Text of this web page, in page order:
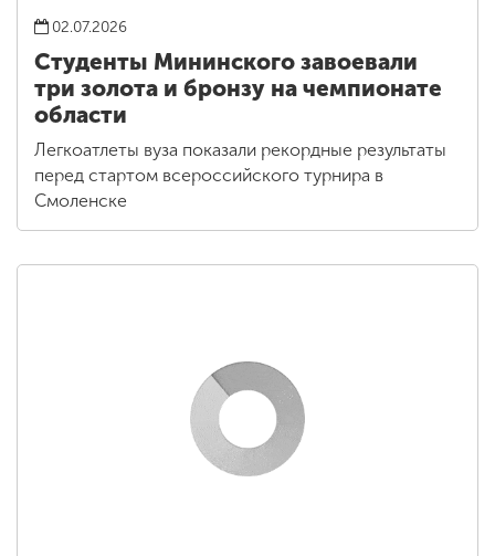
02.07.2026
Студенты Мининского завоевали
три золота и бронзу на чемпионате
области
Легкоатлеты вуза показали рекордные результаты
перед стартом всероссийского турнира в
Смоленске